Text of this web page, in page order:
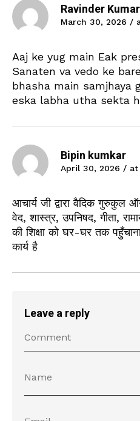
Ravinder
March 30, 2026 /
Aaj ke yug main Eak
Sanaten va vedo ke
bhasha main samjhaya
eska labha utha sekta
Bipin kumkar
April 30, 2026 / at
आचार्य जी द्वारा वैदिक गुरुकुल
वेद, शास्त्र, उपनिषद, गीता,
की शिक्षा को घर-घर तक
कार्य है
Leave a reply